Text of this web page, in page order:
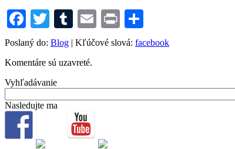
Facebook
TwitterTumblr
Email
Print
Poslaný do: Blog | Kľúčové slová: facebook
Komentáre sú uzavreté.
Vyhľadávanie
Nasledujte ma